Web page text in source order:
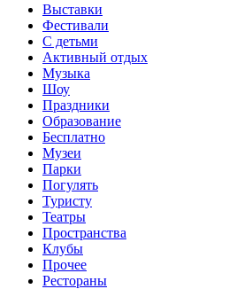
Выставки
Фестивали
С детьми
Активный отдых
Музыка
Шоу
Праздники
Образование
Бесплатно
Музеи
Парки
Погулять
Туристу
Театры
Пространства
Клубы
Прочее
Рестораны